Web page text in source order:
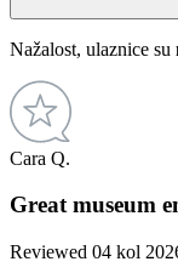
Nažalost, ulaznice su
Cara Q.
Great museum
Reviewed 04 kol